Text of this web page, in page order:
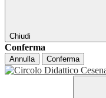
Chiudi
Conferma
Annulla Conferma